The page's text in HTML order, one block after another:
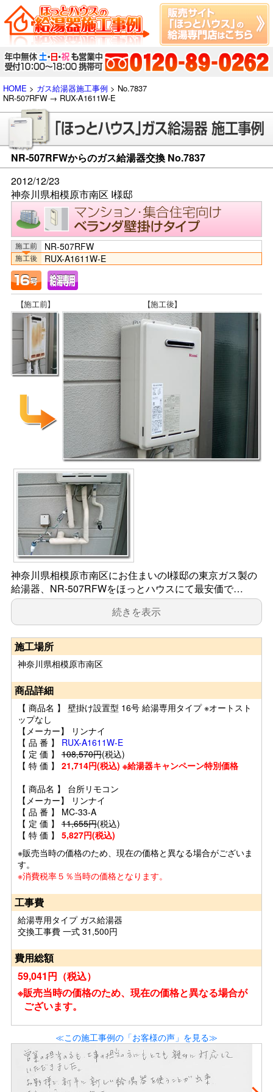
HOME > ガス給湯器施工事例 > No.7837
NR-507RFW → RUX-A1611W-E
NR-507RFWからのガス給湯器交換 No.7837
2012/12/23
神奈川県相模原市南区 I様邸
NR-507RFW
RUX-A1611W-E
神奈川県相模原市南区にお住まいのI様邸の東京ガス製の
給湯器、NR-507RFWをほっとハウスにて最安価で…
続きを表示
施工場所
神奈川県相模原市南区
商品詳細
【 商品名 】 壁掛け設置型 16号 給湯専用タイプ ※オートスト
ップなし
【メーカー】 リンナイ
【 品 番 】 RUX-A1611W-E
【 定 価 】 108,570円(税込)
【 特 価 】 21,714円(税込) ※給湯器キャンペーン特別価格
【 商品名 】 台所リモコン
【メーカー】 リンナイ
【 品 番 】 MC-33-A
【 定 価 】 11,655円(税込)
【 特 価 】 5,827円(税込)
※販売当時の価格のため、現在の価格と異なる場合がございま
す。
※消費税率５％当時の価格となります。
工事費
給湯専用タイプ ガス給湯器
交換工事費 一式 31,500円
費用総額
59,041円（税込）
※販売当時の価格のため、現在の価格と異なる場合が
ございます。
≪この施工事例の「お客様の声」を見る≫